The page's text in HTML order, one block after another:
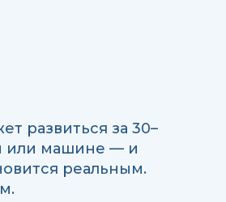
развиться за 30–
или машине — и
реальным.